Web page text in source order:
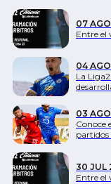
07
Entre el
04
La
03
Conoce
partidos
30 JUL
Entre el